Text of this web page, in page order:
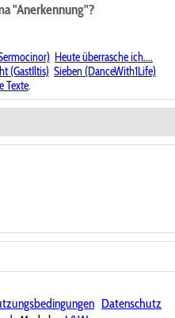
"Anerkennung"?
Heute überrasche ich....
(GastIltis) Sieben (DanceWith1Life)
Texte.
Datenschutz